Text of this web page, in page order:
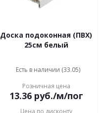
Доска подоконная (ПВХ)
25см белый
Есть в наличии (33.05)
Розничная цена
13.36руб./м/пог
Цена по дисконту